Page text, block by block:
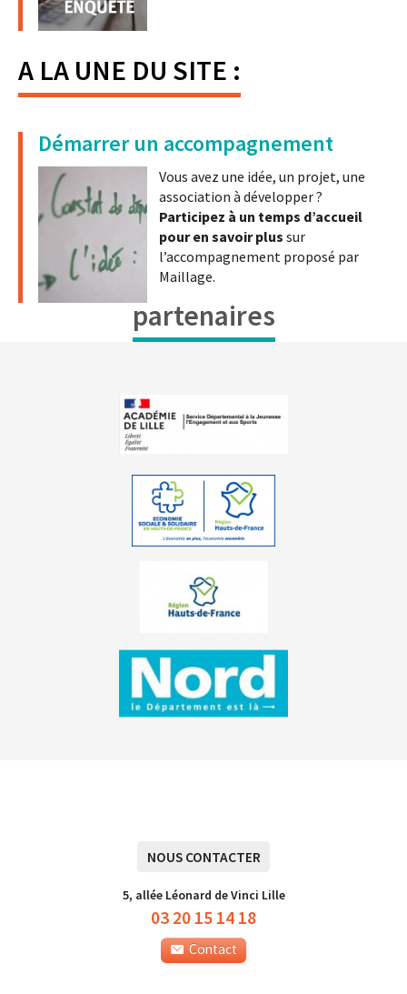
A LA UNE DU SITE :
Démarrer un accompagnement
Vous avez une idée, un projet, une
association à développer ?
Participez à un temps d’accueil
pour en savoir plus sur
l’accompagnement proposé par
Maillage.
partenaires
NOUS CONTACTER
5, allée Léonard de Vinci Lille
03 20 15 14 18
Contact